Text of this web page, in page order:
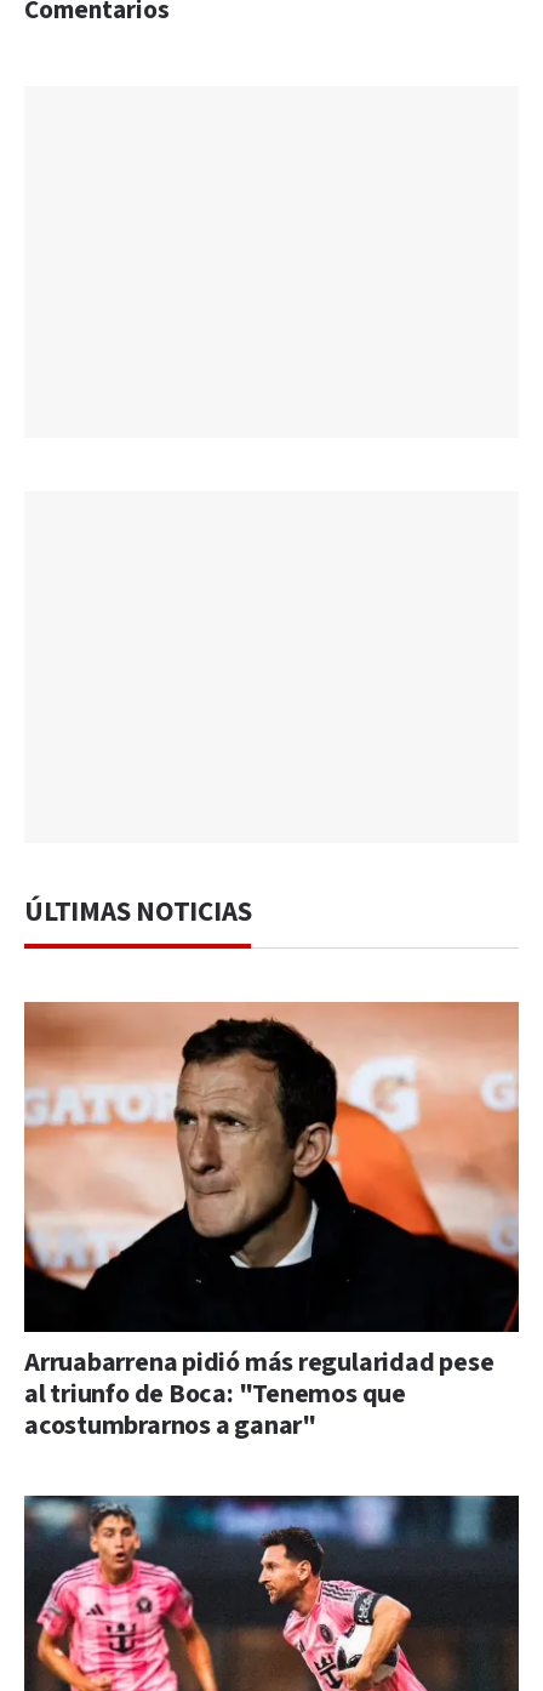
Comentarios
ÚLTIMAS NOTICIAS
Arruabarrena pidió más regularidad pese
al triunfo de Boca: "Tenemos que
acostumbrarnos a ganar"